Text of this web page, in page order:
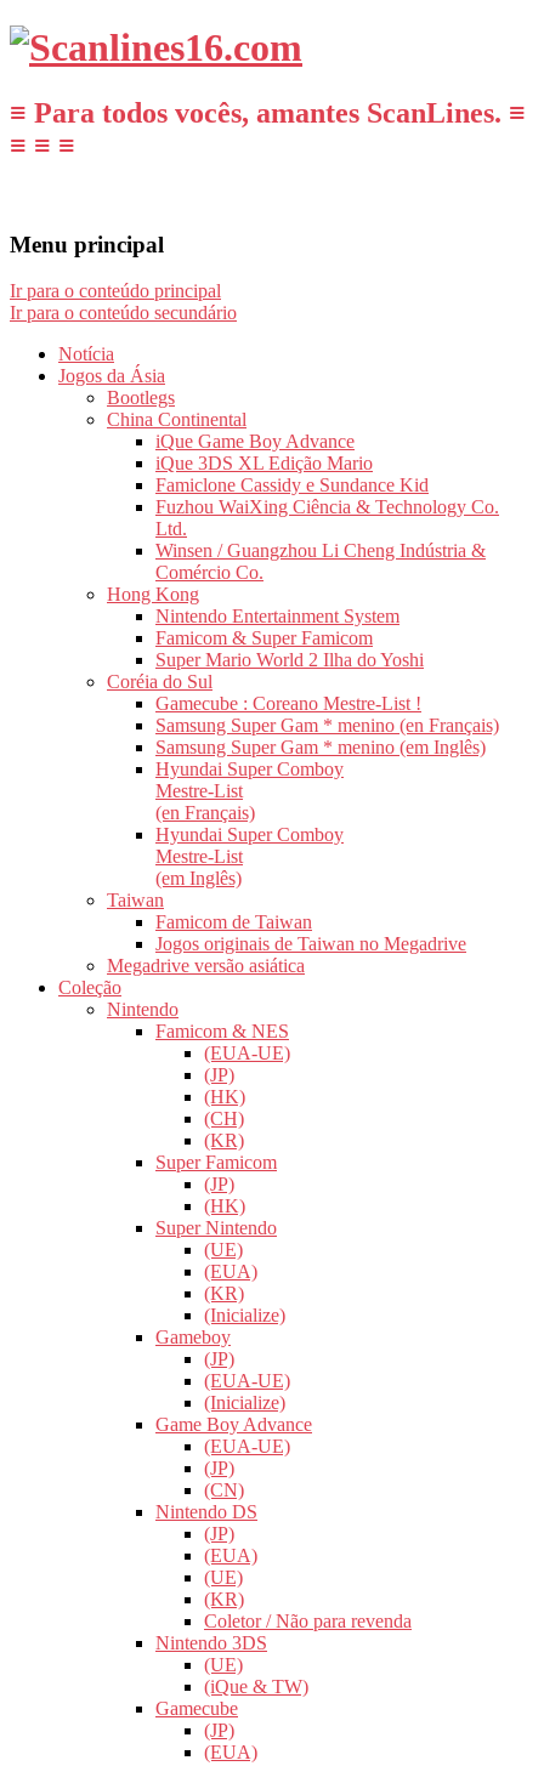
≡ Para todos vocês, amantes ScanLines. ≡
≡ ≡ ≡
Menu principal
Ir para o conteúdo principal
Ir para o conteúdo secundário
Notícia
Jogos da Ásia
Bootlegs
China Continental
iQue Game Boy Advance
iQue 3DS XL Edição Mario
Famiclone Cassidy e Sundance Kid
Fuzhou WaiXing Ciência & Technology Co.
Ltd.
Winsen / Guangzhou Li Cheng Indústria &
Comércio Co.
Hong Kong
Nintendo Entertainment System
Famicom & Super Famicom
Super Mario World 2 Ilha do Yoshi
Coréia do Sul
Gamecube : Coreano Mestre-List !
Samsung Super Gam * menino (en Français)
Samsung Super Gam * menino (em Inglês)
Hyundai Super Comboy
Mestre-List
(en Français)
Hyundai Super Comboy
Mestre-List
(em Inglês)
Taiwan
Famicom de Taiwan
Jogos originais de Taiwan no Megadrive
Megadrive versão asiática
Coleção
Nintendo
Famicom & NES
(EUA-UE)
(JP)
(HK)
(CH)
(KR)
Super Famicom
(JP)
(HK)
Super Nintendo
(UE)
(EUA)
(KR)
(Inicialize)
Gameboy
(JP)
(EUA-UE)
(Inicialize)
Game Boy Advance
(EUA-UE)
(JP)
(CN)
Nintendo DS
(JP)
(EUA)
(UE)
(KR)
Coletor / Não para revenda
Nintendo 3DS
(UE)
(iQue & TW)
Gamecube
(JP)
(EUA)